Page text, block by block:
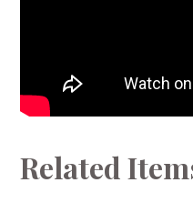
Related